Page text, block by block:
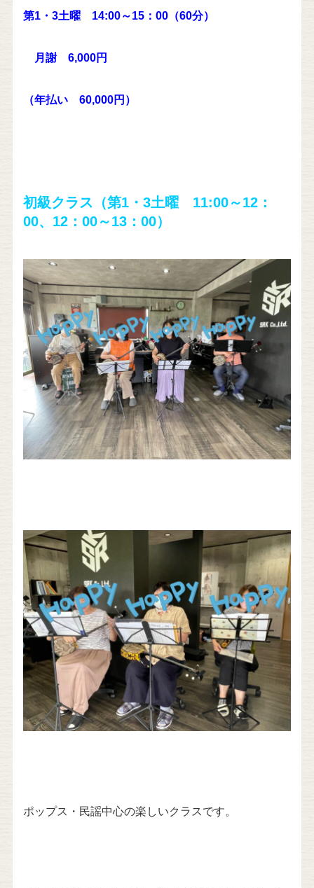
第1・3土曜 14:00～15：00（60分）
月謝 6,000円
（年払い 60,000円）
初級クラス（第1・3土曜 11:00～12：
00、12：00～13：00）
ポップス・民謡中心の楽しいクラスです。